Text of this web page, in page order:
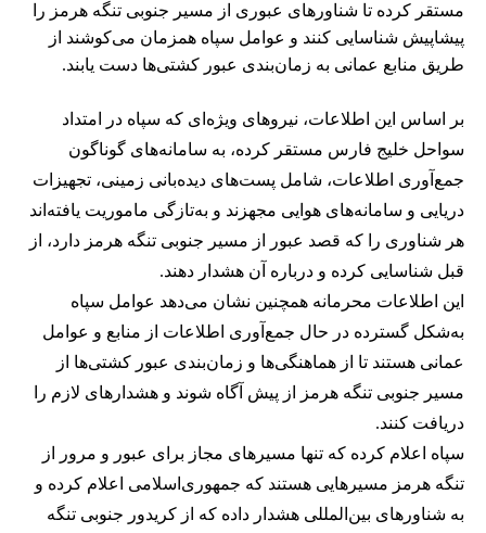
مستقر کرده تا شناورهای عبوری از مسیر جنوبی تنگه هرمز را
پیشاپیش شناسایی کنند و عوامل سپاه همزمان می‌کوشند از
طریق منابع عمانی به زمان‌بندی عبور کشتی‌ها دست یابند.
بر اساس این اطلاعات، نیروهای ویژه‌ای که سپاه در امتداد
سواحل خلیج فارس مستقر کرده، به سامانه‌های گوناگون
جمع‌آوری اطلاعات، شامل پست‌های دیده‌بانی زمینی، تجهیزات
دریایی و سامانه‌های هوایی مجهزند و به‌تازگی ماموریت یافته‌اند
هر شناوری را که قصد عبور از مسیر جنوبی تنگه هرمز دارد، از
قبل شناسایی کرده و درباره آن هشدار دهند.
این اطلاعات محرمانه همچنین نشان می‌دهد عوامل سپاه
به‌شکل گسترده در حال جمع‌آوری اطلاعات از منابع و عوامل
عمانی هستند تا از هماهنگی‌ها و زمان‌بندی عبور کشتی‌ها از
مسیر جنوبی تنگه هرمز از پیش آگاه شوند و هشدارهای لازم را
دریافت کنند.
سپاه اعلام کرده که تنها مسیرهای مجاز برای عبور و مرور از
تنگه هرمز مسیرهایی هستند که جمهوری‌اسلامی اعلام کرده و
به شناورهای بین‌المللی هشدار داده که از کریدور جنوبی تنگه